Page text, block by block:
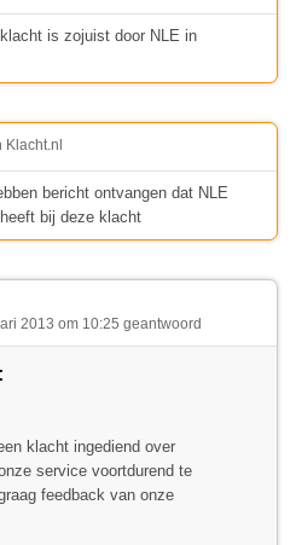
is zojuist door NLE in
Klacht.nl
bericht ontvangen dat NLE
bij deze klacht
2013 om 10:25 geantwoord
klacht ingediend over
service voortdurend te
feedback van onze